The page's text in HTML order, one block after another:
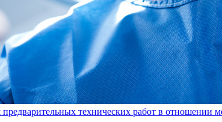
технических работ в отношении